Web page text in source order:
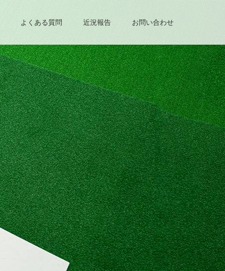
よくある質問 近況報告 お問い合わせ